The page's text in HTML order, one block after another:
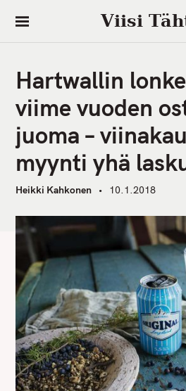
i
Viisi
Hartwallin
viime vuoden
juoma –
myynti yhä
Heikki Kahkonen 10.1.2018